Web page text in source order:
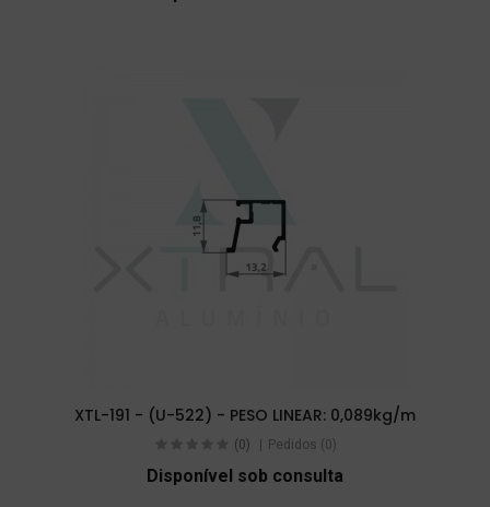
XTL-191 - (U-522) - PESO LINEAR: 0,089kg/m
(0) Pedidos (0)
Disponível sob consulta